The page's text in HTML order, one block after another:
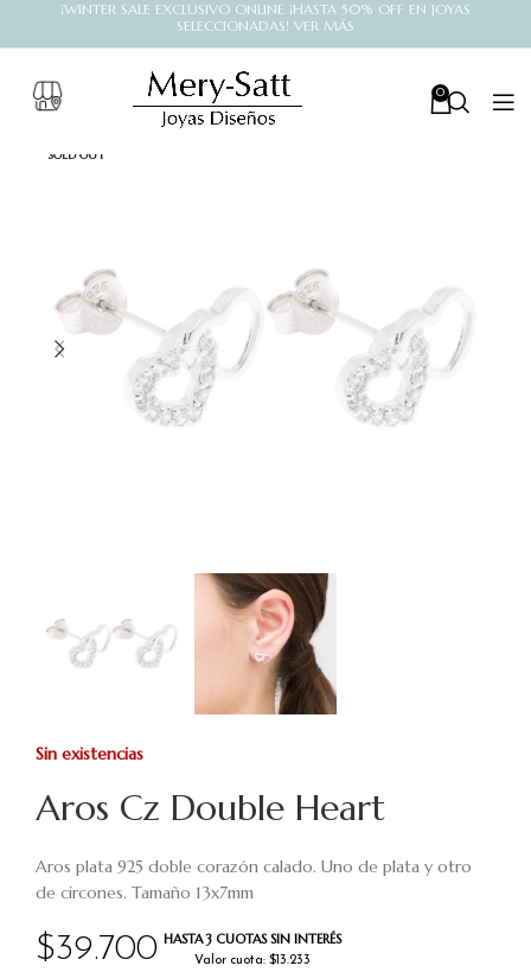
¡WINTER SALE EXCLUSIVO ONLINE ¡HASTA 50% OFF EN JOYAS
SELECCIONADAS! VER MÁS
0
SOLD OUT
Aros Cz Double Heart
$39.700 HASTA 3 CUOTAS SIN INTERÉS
Valor cuota: $13.233
Aros plata 925 doble corazón calado. Uno de plata y otro
de circones. Tamaño 13x7mm
Sin existencias